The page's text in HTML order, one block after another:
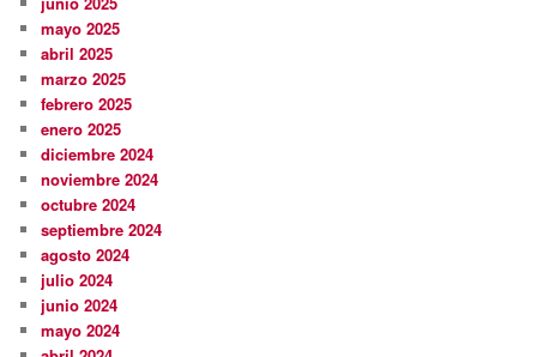
mayo 2025
abril 2025
marzo 2025
febrero 2025
enero 2025
diciembre 2024
noviembre 2024
octubre 2024
septiembre 2024
agosto 2024
julio 2024
junio 2024
mayo 2024